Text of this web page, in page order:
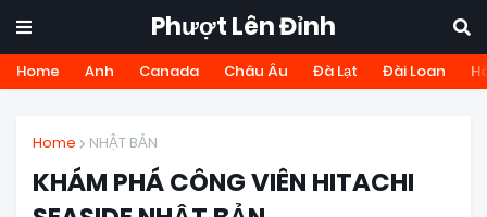
Phượt Lên Đỉnh
Home Anh Canada Châu Âu Đà Lạt Đài Loan
Home NHẬT BẢN
KHÁM PHÁ CÔNG VIÊN HITACHI